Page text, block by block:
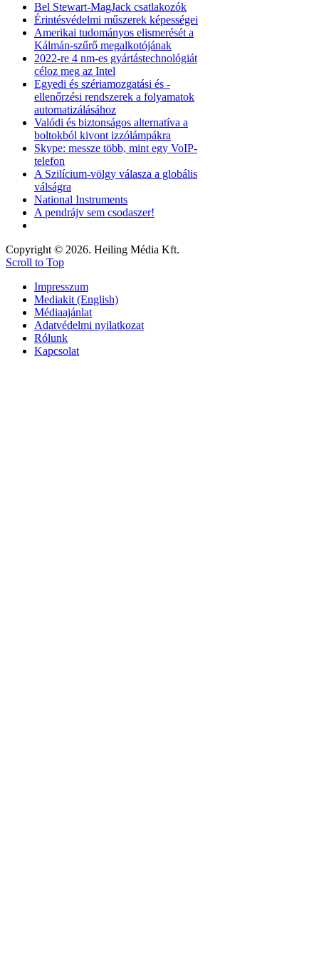
Bel Stewart-MagJack csatlakozók
Érintésvédelmi műszerek képességei
Amerikai tudományos elismerését a
Kálmán-szűrő megalkotójának
2022-re 4 nm-es gyártástechnológiát
céloz meg az Intel
Egyedi és szériamozgatási és -
ellenőrzési rendszerek a folyamatok
automatizálásához
Valódi és biztonságos alternatíva a
boltokból kivont izzólámpákra
Skype: messze több, mint egy VoIP-
telefon
A Szilícium-völgy válasza a globális
válságra
National Instruments
A pendrájv sem csodaszer!
Copyright © 2026. Heiling Média Kft.
Scroll to Top
Impresszum
Mediakit (English)
Médiaajánlat
Adatvédelmi nyilatkozat
Rólunk
Kapcsolat